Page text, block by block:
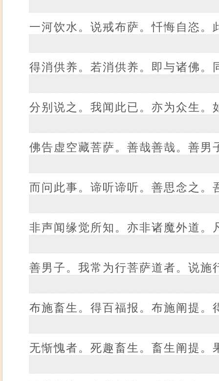
一河饮水。说戒布萨。忏悔自恣
得消供养。若消供养。即与诸佛
分别说之。我闻此已。亦为众生。
佛告虚空藏菩萨。善哉善哉。善
而问此事。谛听谛听。善思念之
非声闻缘觉所知。亦非诸魔外道
善男子。我常为行菩萨道者。说
布施畜生。得百福报。布施阐提
无惭愧者。死趣畜生。畜生阐提